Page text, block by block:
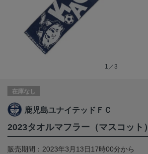
1／3
在庫なし
鹿児島ユナイテッドＦＣ
2023タオルマフラー（マスコット）
販売期間：2023年3月13日17時00分から